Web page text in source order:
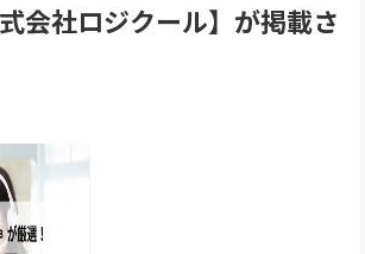
会社ロジクール】が掲載さ